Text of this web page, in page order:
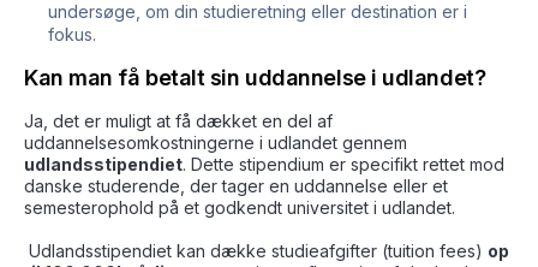
undersøge, om din studieretning eller destination er i
fokus.
Kan man få betalt sin uddannelse i udlandet?
Ja, det er muligt at få dækket en del af
uddannelsesomkostningerne i udlandet gennem
udlandsstipendiet. Dette stipendium er specifikt rettet mod
danske studerende, der tager en uddannelse eller et
semesterophold på et godkendt universitet i udlandet.
Udlandsstipendiet kan dække studieafgifter (tuition fees) op